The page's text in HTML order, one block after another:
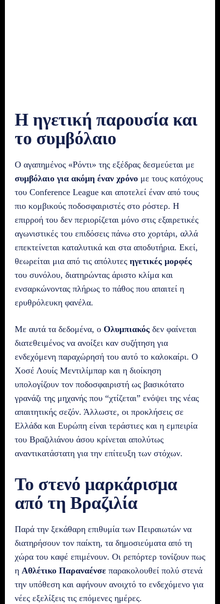
Η ηγετική παρουσία και
το συμβόλαιο
Ο αγαπημένος «Ρόντι» της εξέδρας δεσμεύεται με
συμβόλαιο για ακόμη έναν χρόνο με τους κατόχους
του Conference League και αποτελεί έναν από τους
πιο κομβικούς ποδοσφαιριστές στο ρόστερ. Η
επιρροή του δεν περιορίζεται μόνο στις εξαιρετικές
αγωνιστικές του επιδόσεις πάνω στο χορτάρι, αλλά
επεκτείνεται καταλυτικά και στα αποδυτήρια. Εκεί,
θεωρείται μια από τις απόλυτες ηγετικές μορφές
του συνόλου, διατηρώντας άριστο κλίμα και
ενσαρκώνοντας πλήρως το πάθος που απαιτεί η
ερυθρόλευκη φανέλα.
Με αυτά τα δεδομένα, ο Ολυμπιακός δεν φαίνεται
διατεθειμένος να ανοίξει καν συζήτηση για
ενδεχόμενη παραχώρησή του αυτό το καλοκαίρι. Ο
Χοσέ Λουίς Μεντιλίμπαρ και η διοίκηση
υπολογίζουν τον ποδοσφαιριστή ως βασικότατο
γρανάζι της μηχανής που “χτίζεται” ενόψει της νέας
απαιτητικής σεζόν. Άλλωστε, οι προκλήσεις σε
Ελλάδα και Ευρώπη είναι τεράστιες και η εμπειρία
του Βραζιλιάνου άσου κρίνεται απολύτως
αναντικατάστατη για την επίτευξη των στόχων.
Το στενό μαρκάρισμα
από τη Βραζιλία
Παρά την ξεκάθαρη επιθυμία των Πειραιωτών να
διατηρήσουν τον παίκτη, τα δημοσιεύματα από τη
χώρα του καφέ επιμένουν. Οι ρεπόρτερ τονίζουν πως
η Αθλέτικο Παραναένσε παρακολουθεί πολύ στενά
την υπόθεση και αφήνουν ανοιχτό το ενδεχόμενο για
νέες εξελίξεις τις επόμενες ημέρες.